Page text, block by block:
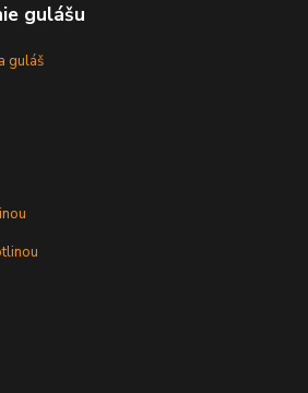
gulášu
guláš